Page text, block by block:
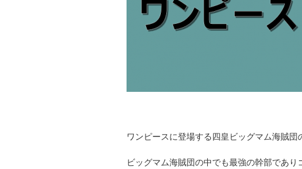
ワンピースに登場する四皇ビッグマム海賊団
ビッグマム海賊団の中でも最強の幹部であ